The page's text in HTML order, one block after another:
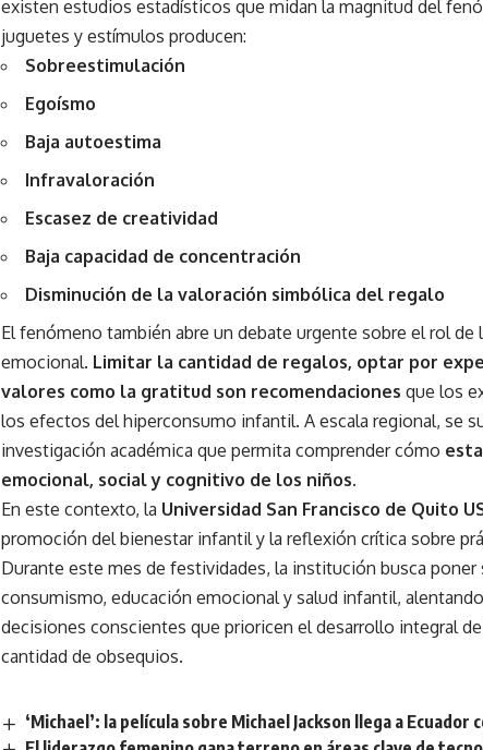
existen estudios estadísticos que midan la magnitud del
juguetes y estímulos producen:
Sobreestimulación
Egoísmo
Baja autoestima
Infravaloración
Escasez de creatividad
Baja capacidad de concentración
Disminución de la valoración simbólica del regalo
El fenómeno también abre un debate urgente sobre el rol de
emocional. Limitar la cantidad de regalos, optar por
valores como la gratitud son recomendaciones que los
los efectos del hiperconsumo infantil. A escala regional, se
investigación académica que permita comprender cómo
emocional, social y cognitivo de los niños.
En este contexto, la Universidad San Francisco de Quito
promoción del bienestar infantil y la reflexión crítica sobre
Durante este mes de festividades, la institución busca poner
consumismo, educación emocional y salud infantil,
decisiones conscientes que prioricen el desarrollo integral
cantidad de obsequios.
‘Michael’: la película sobre Michael Jackson llega a